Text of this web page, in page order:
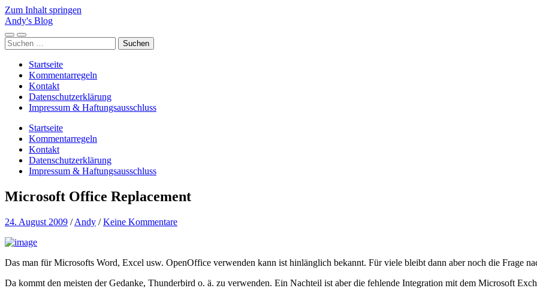
Zum Inhalt springen
Andy's Blog
Mobile-
Menü
Suchfeld
ein-/ausblenden
Suchen
nach:
Startseite
Kommentarregeln
Kontakt
Datenschutzerklärung
Impressum & Haftungsausschluss
Startseite
Kommentarregeln
Kontakt
Datenschutzerklärung
Impressum & Haftungsausschluss
Microsoft Office Replacement
24. August 2009 /Andy /Keine Kommentare
Das man für Microsofts Word, Excel usw. OpenOffice verwenden kann ist hinlänglich bekannt. Für viele bleibt dann aber noch die Frage
Da kommt den meisten der Gedanke, Thunderbird o. ä. zu verwenden. Ein Nachteil ist aber die fehlende Integration mit dem Microsoft